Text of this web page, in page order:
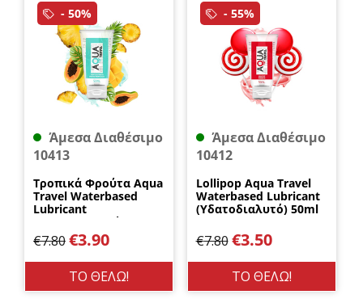
- 50%
Άμεσα Διαθέσιμο
10413
Τροπικά Φρούτα Aqua
Travel Waterbased
Lubricant
(Υδατοδιαλυτό) 50ml
DreamLove
€7.80€3.90
ΤΟ ΘΕΛΩ!
- 55%
Άμεσα Διαθέσιμο
10412
Lollipop Aqua Travel
Waterbased Lubricant
(Υδατοδιαλυτό) 50ml
€7.80 €3.50
ΤΟ ΘΕΛΩ!